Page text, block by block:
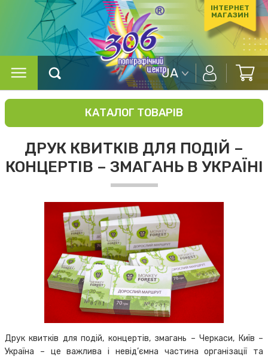
ІНТЕРНЕТ
МАГАЗИН
UA
КАТАЛОГ ТОВАРІВ
ДРУК КВИТКІВ ДЛЯ ПОДІЙ –
КОНЦЕРТІВ – ЗМАГАНЬ В УКРАЇНІ
Друк квитків для подій, концертів, змагань – Черкаси, Київ –
Україна – це важлива і невід’ємна частина організації та